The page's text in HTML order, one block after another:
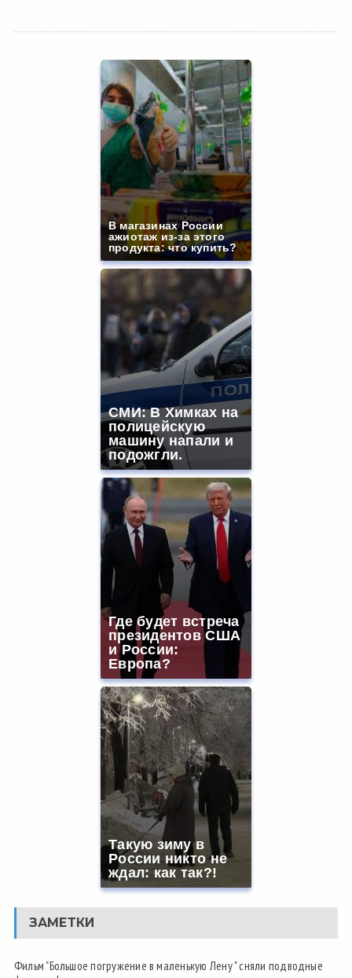
В магазинах России
ажиотаж из-за этого
продукта: что купить?
СМИ: В Химках на
полицейскую
машину напали и
подожгли.
Где будет встреча
президентов США
и России:
Европа?
Такую зиму в
России никто не
ждал: как так?!
ЗАМЕТКИ
Фильм "Большое погружение в маленькую Лену " сняли подводные